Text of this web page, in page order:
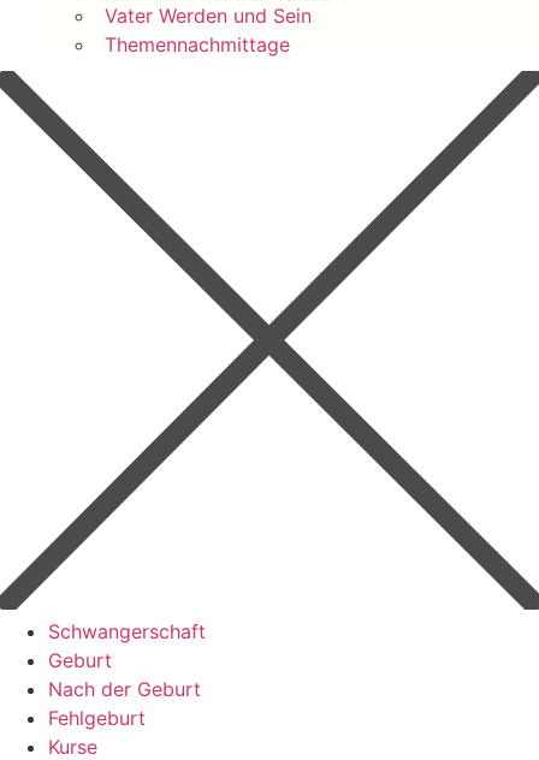
Vater Werden und Sein
Themennachmittage
Schwangerschaft
Geburt
Nach der Geburt
Fehlgeburt
Kurse